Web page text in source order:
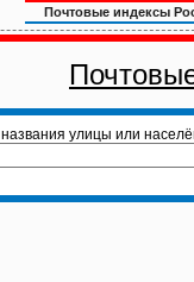
Почтовые индексы
улицы или